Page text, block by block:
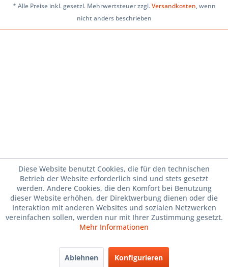
* Alle Preise inkl. gesetzl. Mehrwertsteuer zzgl.Versandkosten, wenn
nicht anders beschrieben
Diese Website benutzt Cookies, die für den technischen
Betrieb der Website erforderlich sind und stets gesetzt
werden. Andere Cookies, die den Komfort bei Benutzung
dieser Website erhöhen, der Direktwerbung dienen oder die
Interaktion mit anderen Websites und sozialen Netzwerken
vereinfachen sollen, werden nur mit Ihrer Zustimmung gesetzt.
Mehr Informationen
Ablehnen Konfigurieren